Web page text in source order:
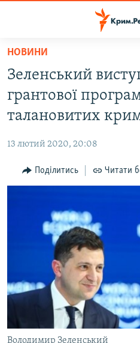
Перейти
основного
матеріалу
Перейти
до
основної
Перейти
до
ВІДЕО ТА ФОТО
БЛОГИ
ПОГЛЯД
ВСЕ ЗА ДЕНЬ
СПЕЦПРОЕКТИ
ДЕПОРТАЦІЯ
ВІДЕОУРОКИ «ELIFBE»
СВІДЧЕННЯ ОКУПАЦІЇ
УКРАЇНСЬКА ПРОБЛЕМА КРИМУ
ЯК ОБІЙТИ БЛОКУВАННЯ
Русский
Qırımtatar
НОВИНИ
Зеленський
грантової
талановитих
13 лютий 2020, 20:08
Поділитись Читати
Володимир Зеленський